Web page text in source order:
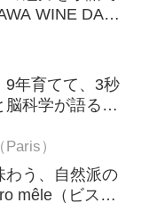
WINE DAYS
9年育てて、3秒
科学が語る栓
）
わう、自然派の
mêle（ビスト